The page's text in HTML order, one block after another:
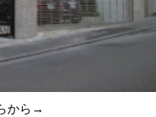
から→